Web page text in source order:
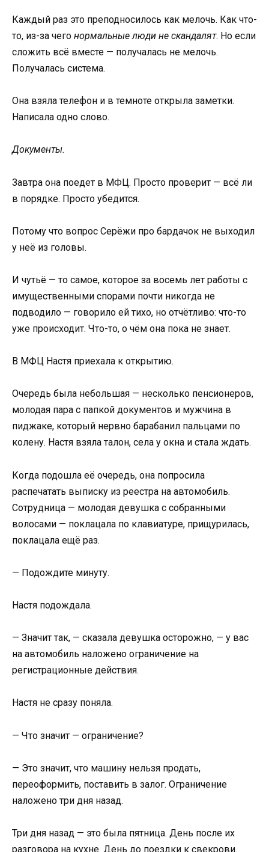
Каждый раз это преподносилось как мелочь. Как что-
то, из-за чего нормальные люди не скандалят. Но если
сложить всё вместе — получалась не мелочь.
Получалась система.
Она взяла телефон и в темноте открыла заметки.
Написала одно слово.
Документы.
Завтра она поедет в МФЦ. Просто проверит — всё ли
в порядке. Просто убедится.
Потому что вопрос Серёжи про бардачок не выходил
у неё из головы.
И чутьё — то самое, которое за восемь лет работы с
имущественными спорами почти никогда не
подводило — говорило ей тихо, но отчётливо: что-то
уже происходит. Что-то, о чём она пока не знает.
В МФЦ Настя приехала к открытию.
Очередь была небольшая — несколько пенсионеров,
молодая пара с папкой документов и мужчина в
пиджаке, который нервно барабанил пальцами по
колену. Настя взяла талон, села у окна и стала ждать.
Когда подошла её очередь, она попросила
распечатать выписку из реестра на автомобиль.
Сотрудница — молодая девушка с собранными
волосами — поклацала по клавиатуре, прищурилась,
поклацала ещё раз.
— Подождите минуту.
Настя подождала.
— Значит так, — сказала девушка осторожно, — у вас
на автомобиль наложено ограничение на
регистрационные действия.
Настя не сразу поняла.
— Что значит — ограничение?
— Это значит, что машину нельзя продать,
переоформить, поставить в залог. Ограничение
наложено три дня назад.
Три дня назад — это была пятница. День после их
разговора на кухне. День до поездки к свекрови.